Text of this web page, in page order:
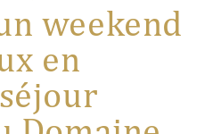
weekend
en